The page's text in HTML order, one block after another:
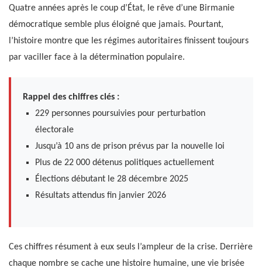
Quatre années après le coup d’État, le rêve d’une Birmanie
démocratique semble plus éloigné que jamais. Pourtant,
l’histoire montre que les régimes autoritaires finissent toujours
par vaciller face à la détermination populaire.
Rappel des chiffres clés :
229 personnes poursuivies pour perturbation
électorale
Jusqu’à 10 ans de prison prévus par la nouvelle loi
Plus de 22 000 détenus politiques actuellement
Élections débutant le 28 décembre 2025
Résultats attendus fin janvier 2026
Ces chiffres résument à eux seuls l’ampleur de la crise. Derrière
chaque nombre se cache une histoire humaine, une vie brisée